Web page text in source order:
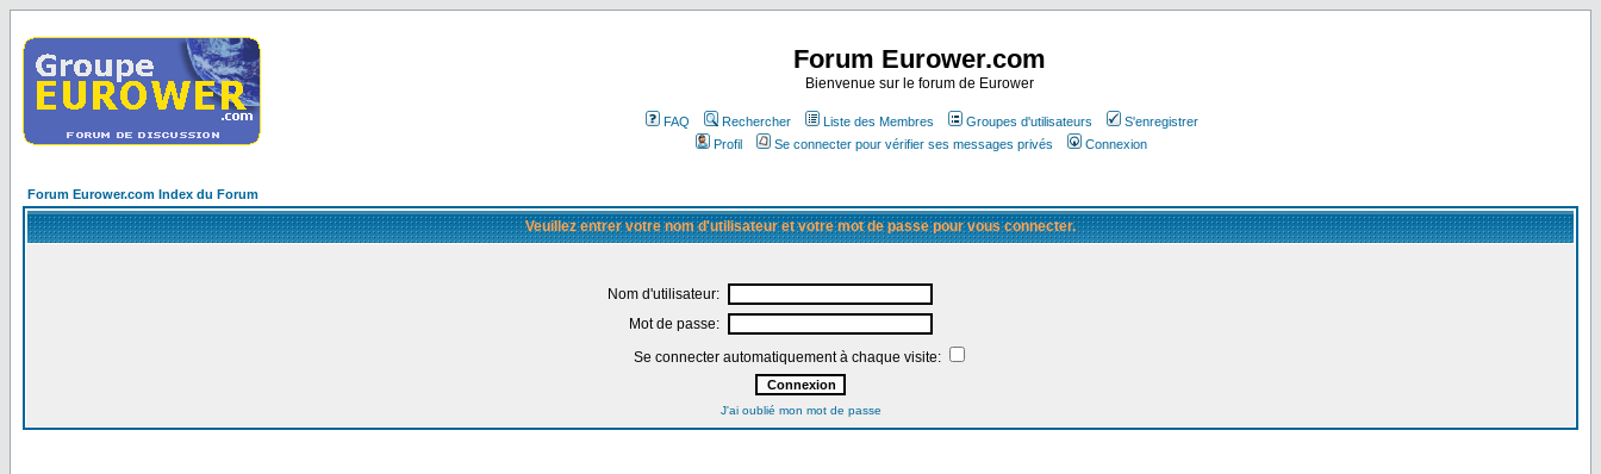
Forum Eurower.com
Bienvenue sur le forum de Eurower
FAQ Rechercher Liste des Membres Groupes d'utilisateurs
S'enregistrer
Profil
Se connecter pour vérifier ses messages privés Connexion
Forum Eurower.com Index du Forum
Veuillez entrer votre nom d'utilisateur et votre mot de passe pour vous connecter.
Nom d'utilisateur:
Mot de passe:
Se connecter automatiquement à chaque visite:
J'ai oublié mon mot de passe